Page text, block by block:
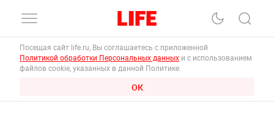
Посещая сайт life.ru, Вы соглашаетесь с приложенной
Политикой обработки Персональных данных и с использованием
файлов cookie, указанных в данной Политике.
ОК